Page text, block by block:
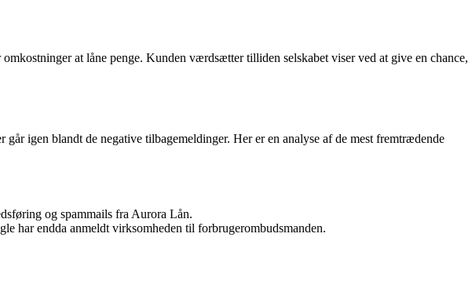
at låne penge. Kunden værdsætter tilliden selskabet viser ved at give en chance,
igen blandt de negative tilbagemeldinger. Her er en analyse af de mest fremtrædende
og spammails fra Aurora Lån.
har endda anmeldt virksomheden til forbrugerombudsmanden.